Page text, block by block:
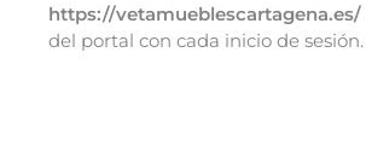
https://vetamueblescartagena.es/
del portal con cada inicio de sesión.